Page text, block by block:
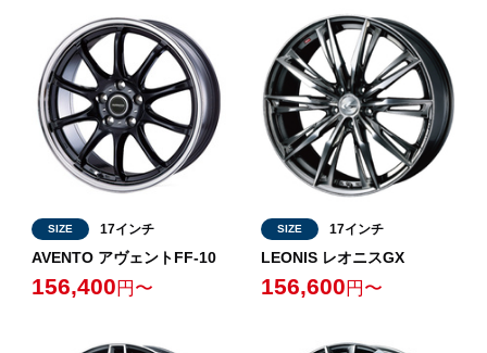
SIZE 17インチ
AVENTO アヴェントFF-10
156,400 円〜
SIZE 17インチ
LEONIS レオニスGX
156,600 円〜